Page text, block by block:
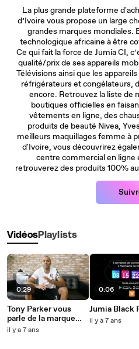
La plus grande plateforme
d’Ivoire vous propose un large
grandes marques mondiales.
technologique africaine à être
Ce qui fait la force de Jumia CI,
qualité/prix de ses appareils
Télévisions ainsi que les
réfrigérateurs et congélateurs,
encore. Retrouvez la liste de
boutiques officielles en
vêtements en ligne, des
produits de beauté Nivea,
meilleurs maquillages femme à
d'Ivoire, vous découvrirez
centre commercial en ligne
retrouverez des produits 100%
VidéosPlaylists
0:29
Tony Parker vous
parle de la marque
PEAK
il y a 7 ans
0:06
Jumia Black
il y a 7 ans